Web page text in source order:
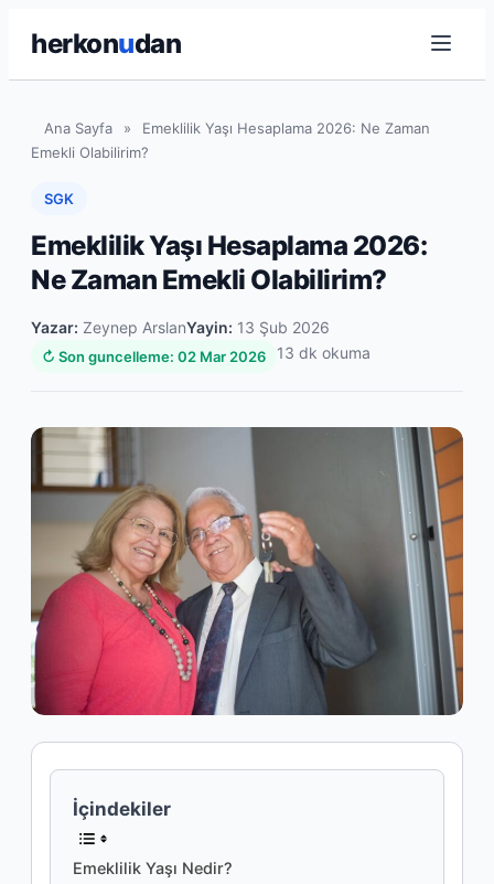
herkonudan
Ana Sayfa »
Emeklilik Yaşı Hesaplama 2026: Ne Zaman
Emekli Olabilirim?
SGK
Emeklilik Yaşı Hesaplama 2026:
Ne Zaman Emekli Olabilirim?
Yazar: Zeynep ArslanYayin: 13 Şub 2026
↻ Son guncelleme: 02 Mar 2026 13 dk okuma
İçindekiler
Emeklilik Yaşı Nedir?